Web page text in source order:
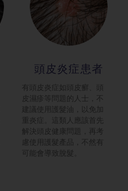
頭皮炎症患者
有頭皮炎症如頭皮癬、頭
皮濕疹等問題的人士，不
建議使用護髮油，以免加
重炎症。這類人應該首先
解決頭皮健康問題，再考
慮使用護髮產品，不然有
可能會導致脫髮。